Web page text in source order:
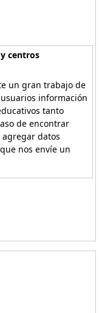
centros
un gran trabajo de
información
tanto
de encontrar
datos
nos envíe un